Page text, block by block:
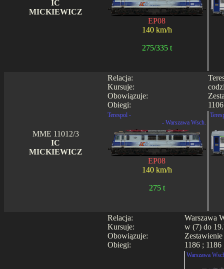
IC
MICKIEWICZ
EP08
140 km/h
275/335 t
Relacja:
Kursuje:
Obowiązuje:
Obiegi:
MME 11012/3
IC
MICKIEWICZ
Terespol -
- Warszawa Wsch.
EP08
140 km/h
275 t
Relacja:
Kursuje:
Obowiązuje:
Obiegi:
Warszawa
w (7) do
1186 ; 1186
Warszawa